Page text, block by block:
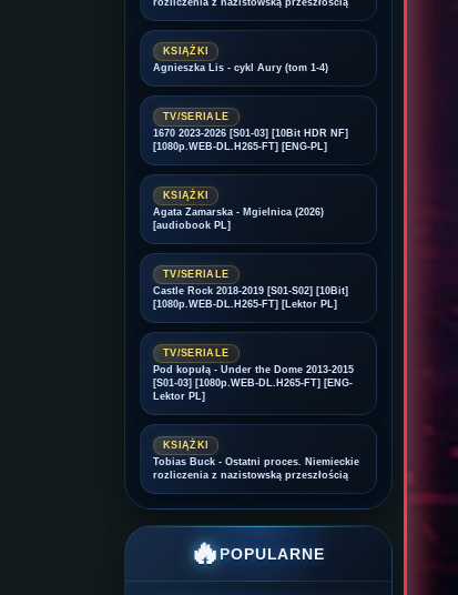
rozliczenia z nazistowską przeszłością
KSIĄŻKI
Agnieszka Lis - cykl Aury (tom 1-4)
TV/SERIALE
1670 2023-2026 [S01-03] [10Bit HDR NF]
[1080p.WEB-DL.H265-FT] [ENG-PL]
KSIĄŻKI
Agata Zamarska - Mgielnica (2026)
[audiobook PL]
TV/SERIALE
Castle Rock 2018-2019 [S01-S02] [10Bit]
[1080p.WEB-DL.H265-FT] [Lektor PL]
TV/SERIALE
Pod kopułą - Under the Dome 2013-2015
[S01-03] [1080p.WEB-DL.H265-FT] [ENG-
Lektor PL]
KSIĄŻKI
Tobias Buck - Ostatni proces. Niemieckie
rozliczenia z nazistowską przeszłością
🔥POPULARNE